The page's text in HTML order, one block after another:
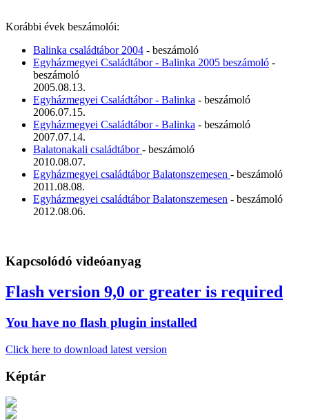
Korábbi évek beszámolói:
Balinka családtábor 2004 - beszámoló
Egyházmegyei Családtábor - Balinka 2005 beszámoló -
beszámoló
2005.08.13.
Egyházmegyei Családtábor - Balinka - beszámoló
2006.07.15.
Egyházmegyei Családtábor - Balinka - beszámoló
2007.07.14.
Balatonakali családtábor- beszámoló
2010.08.07.
Egyházmegyei családtábor Balatonszemesen - beszámoló
2011.08.08.
Egyházmegyei családtábor Balatonszemesen - beszámoló
2012.08.06.
Kapcsolódó videóanyag
Flash version 9,0 or greater is required
You have no flash plugin installed
Click here to download latest version
Képtár